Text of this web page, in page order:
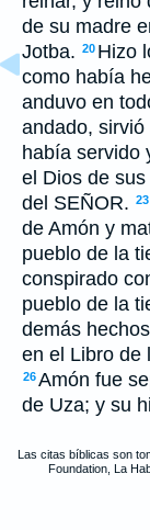
de su madre
Jotba. 20 Hizo
como había
anduvo en
andado,
había servido
el Dios de
del SEÑOR. 23
de Amón y
pueblo de la
conspirado
pueblo de la
demás
en el Libro de
26Amón fue
de Uza; y su
Las citas bíblicas son
Foundation, La